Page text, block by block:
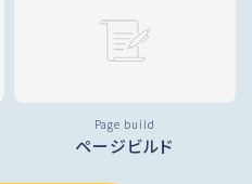
Page build
ページビルド